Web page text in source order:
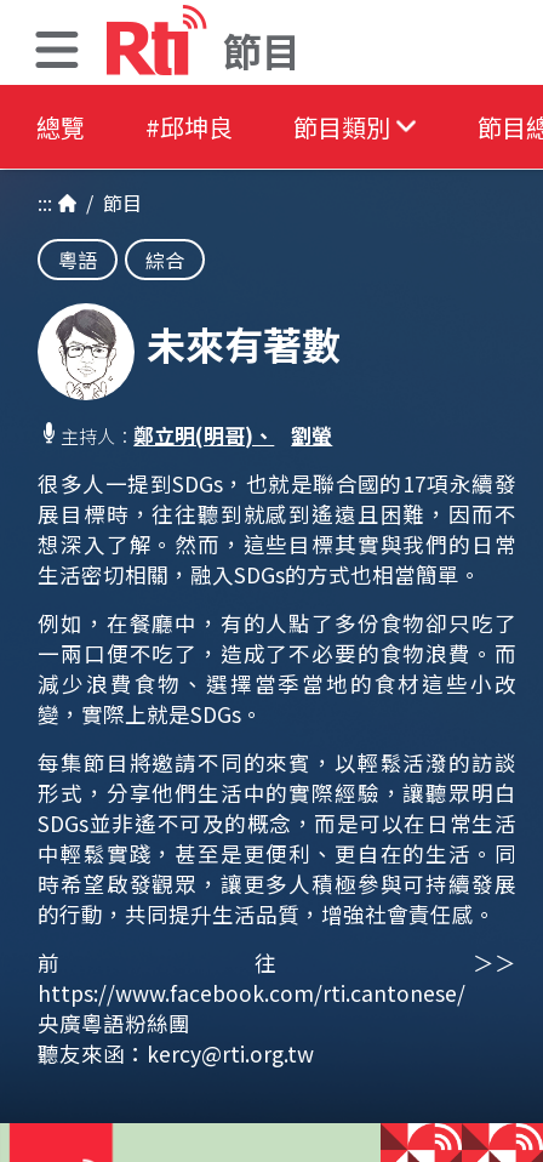
節目
總覽 #邱坤良 節目類別 節目
::: / 節目
粵語
綜合
未來有著數
主持人：鄭立明(明哥)、
劉螢
很多人一提到SDGs，也就是聯合國的17項永續發
展目標時，往往聽到就感到遙遠且困難，因而不
想深入了解。然而，這些目標其實與我們的日常
生活密切相關，融入SDGs的方式也相當簡單。
例如，在餐廳中，有的人點了多份食物卻只吃了
一兩口便不吃了，造成了不必要的食物浪費。而
減少浪費食物、選擇當季當地的食材這些小改
變，實際上就是SDGs。
每集節目將邀請不同的來賓，以輕鬆活潑的訪談
形式，分享他們生活中的實際經驗，讓聽眾明白
SDGs並非遙不可及的概念，而是可以在日常生活
中輕鬆實踐，甚至是更便利、更自在的生活。同
時希望啟發觀眾，讓更多人積極參與可持續發展
的行動，共同提升生活品質，增強社會責任感。
前往＞＞
https://www.facebook.com/rti.cantonese/
央廣粵語粉絲團
聽友來函： kercy@rti.org.tw